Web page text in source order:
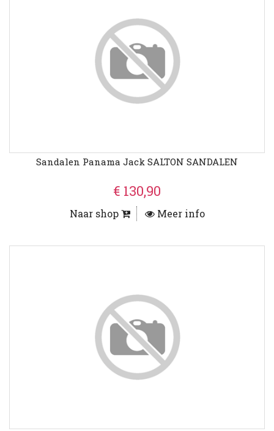
Sandalen Panama Jack SALTON SANDALEN
€ 130,90
Naar shop Meer info